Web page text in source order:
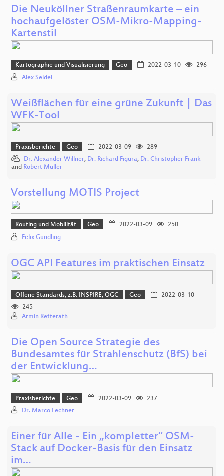
Die Neuköllner Straßenraumkarte – ein
hochaufgelöster OSM-Mikro-Mapping-
Kartenstil
Kartographie und Visualisierung Geo 2022-03-10
296
Alex Seidel
Weißflächen für eine grüne Zukunft | Das
WFK-Tool
Praxisberichte Geo 2022-03-09
289
Dr. Alexander Willner, Dr. Richard Figura, Dr. Christopher Frank
and Robert Müller
Vorstellung MOTIS Project
Routing und Mobilität Geo 2022-03-09
250
Felix Gündling
OGC API Features im praktischen Einsatz
Offene Standards, z.B. INSPIRE, OGC Geo
2022-03-10
245
Armin Retterath
Die Open Source Strategie des
Bundesamtes für Strahlenschutz (BfS) bei
der Entwicklung…
Praxisberichte Geo 2022-03-09
237
Dr. Marco Lechner
Einer für Alle - Ein „kompletter“ OSM-
Stack auf Docker-Basis für den Einsatz
im…